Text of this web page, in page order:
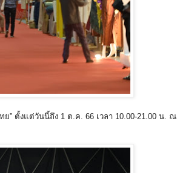
” ตั้งแต่วันนี้ถึง 1 ต.ค. 66 เวลา 10.00-21.00 น. ณ